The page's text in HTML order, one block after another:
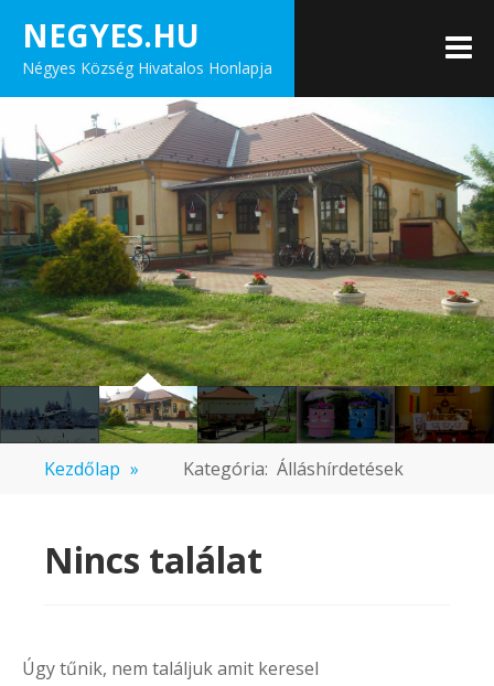
content
NEGYES.HU
Négyes Község Hivatalos Honlapja
Kezdőlap » Kategória: Álláshírdetések
Nincs találat
Úgy tűnik, nem találjuk amit keresel